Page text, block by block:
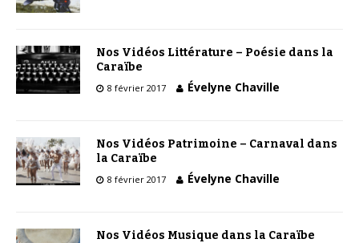
Nos Vidéos Littérature – Poésie dans la
Caraïbe
8 février 2017 Évelyne Chaville
Nos Vidéos Patrimoine – Carnaval dans
la Caraïbe
8 février 2017 Évelyne Chaville
Nos Vidéos Musique dans la Caraïbe